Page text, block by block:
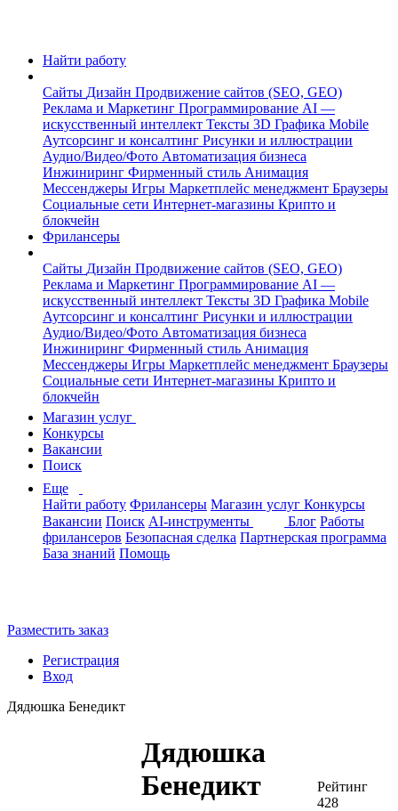
Найти работу
Сайты Дизайн Продвижение сайтов (SEO, GEO)
Реклама и Маркетинг Программирование AI —
искусственный интеллект Тексты 3D Графика Mobile
Аутсорсинг и консалтинг Рисунки и иллюстрации
Аудио/Видео/Фото Автоматизация бизнеса
Инжиниринг Фирменный стиль Анимация
Мессенджеры Игры Маркетплейс менеджмент Браузеры
Социальные сети Интернет-магазины Крипто и
блокчейн
Фрилансеры
Сайты Дизайн Продвижение сайтов (SEO, GEO)
Реклама и Маркетинг Программирование AI —
искусственный интеллект Тексты 3D Графика Mobile
Аутсорсинг и консалтинг Рисунки и иллюстрации
Аудио/Видео/Фото Автоматизация бизнеса
Инжиниринг Фирменный стиль Анимация
Мессенджеры Игры Маркетплейс менеджмент Браузеры
Социальные сети Интернет-магазины Крипто и
блокчейн
Магазин услуг
Конкурсы
Вакансии
Поиск
Еще
Найти работу Фрилансеры Магазин услуг Конкурсы
Вакансии Поиск AI-инструменты Блог Работы
фрилансеров Безопасная сделка Партнерская программа
База знаний Помощь
Разместить заказ
Регистрация
Вход
Дядюшка Бенедикт
Дядюшка
Бенедикт
Рейтинг
428